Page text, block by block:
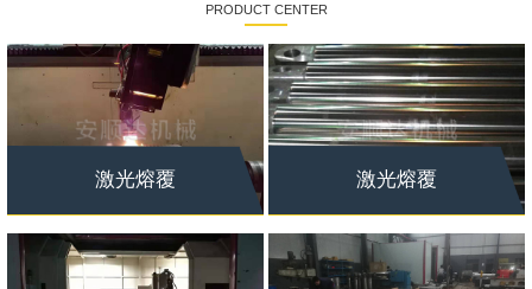
PRODUCT CENTER
激光熔覆 激光熔覆